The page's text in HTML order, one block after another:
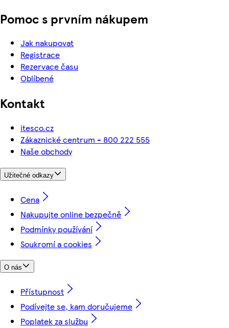
Pomoc s prvním nákupem
Jak nakupovat
Registrace
Rezervace času
Oblíbené
Kontakt
itesco.cz
Zákaznické centrum - 800 222 555
Naše obchody
Užitečné odkazy
Cena
Nakupujte online bezpečně
Podmínky používání
Soukromí a cookies
O nás
Přístupnost
Podívejte se, kam doručujeme
Poplatek za službu